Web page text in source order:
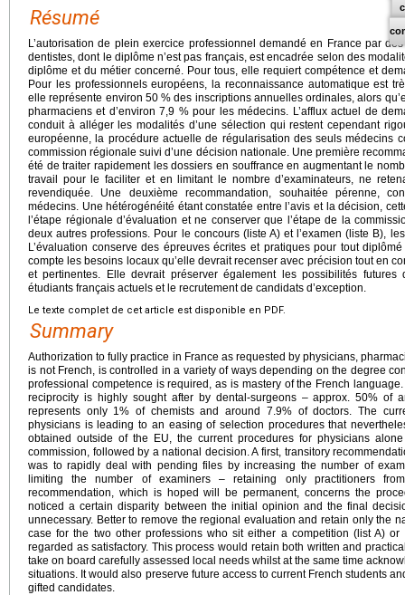
Résumé
L’autorisation de plein exercice professionnel demandé en France par
dentistes, dont le diplôme n’est pas français, est encadrée selon des
diplôme et du métier concerné. Pour tous, elle requiert compétence et
Pour les professionnels européens, la reconnaissance automatique est
elle représente environ 50 % des inscriptions annuelles ordinales, alors
pharmaciens et d’environ 7,9 % pour les médecins. L’afflux actuel de
conduit à alléger les modalités d’une sélection qui restent cependant
européenne, la procédure actuelle de régularisation des seuls médecins
commission régionale suivi d’une décision nationale. Une première
été de traiter rapidement les dossiers en souffrance en augmentant le
travail pour le faciliter et en limitant le nombre d’examinateurs, ne
revendiquée. Une deuxième recommandation, souhaitée pérenne,
médecins. Une hétérogénéité étant constatée entre l’avis et la décision,
l’étape régionale d’évaluation et ne conserver que l’étape de la
deux autres professions. Pour le concours (liste A) et l’examen (liste B),
L’évaluation conserve des épreuves écrites et pratiques pour tout
compte les besoins locaux qu’elle devrait recenser avec précision tout en
et pertinentes. Elle devrait préserver également les possibilités futures
étudiants français actuels et le recrutement de candidats d’exception.
Le texte complet de cet article est disponible en PDF.
Summary
Authorization to fully practice in France as requested by physicians,
is not French, is controlled in a variety of ways depending on the degree
professional competence is required, as is mastery of the French
reciprocity is highly sought after by dental-surgeons – approx. 50% of
represents only 1% of chemists and around 7.9% of doctors. The
physicians is leading to an easing of selection procedures that
obtained outside of the EU, the current procedures for physicians
commission, followed by a national decision. A first, transitory
was to rapidly deal with pending files by increasing the number of
limiting the number of examiners – retaining only practitioners
recommendation, which is hoped will be permanent, concerns the
noticed a certain disparity between the initial opinion and the final
unnecessary. Better to remove the regional evaluation and retain only the
case for the two other professions who sit either a competition (list A)
regarded as satisfactory. This process would retain both written and
take on board carefully assessed local needs whilst at the same time
situations. It would also preserve future access to current French students
gifted candidates.